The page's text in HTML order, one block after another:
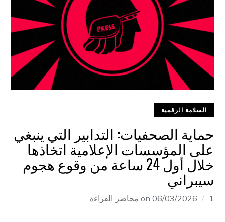
السلامة الرقمية
حماية الصحفيات: التدابير التي ينبغي
على المؤسسات الإعلامية اتخاذها
خلال أول 24 ساعة من وقوع هجوم
سيبراني
on 06/03/2026 1 محاضر القراءة